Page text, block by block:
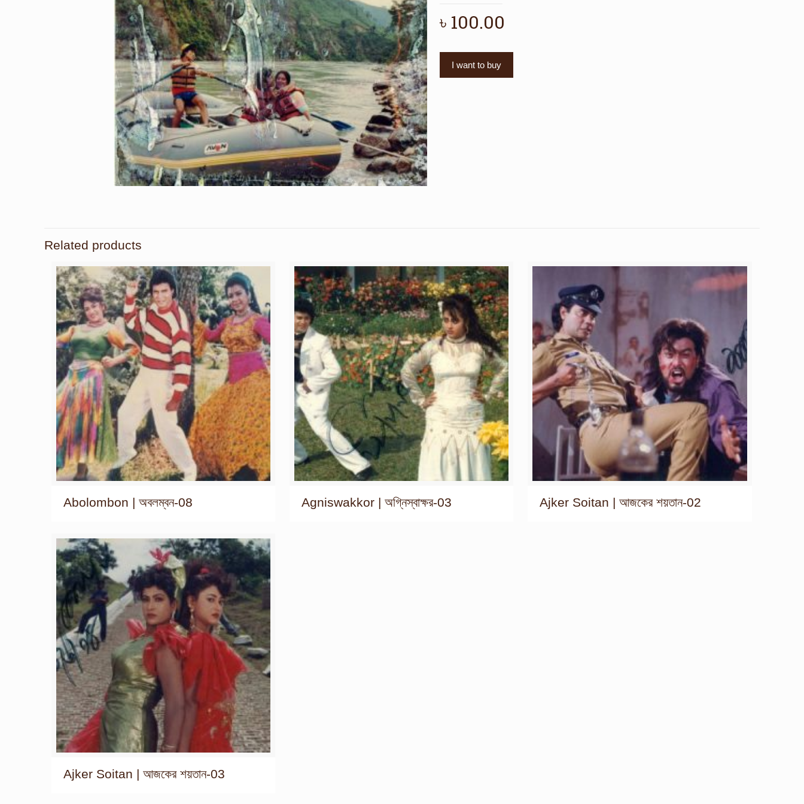
৳ 100.00
I want to buy
Related products
Abolombon | অবলম্বন-08 Agniswakkor | অগ্নিস্বাক্ষর-03 Ajker Soitan | আজকের শয়তান-02
Ajker Soitan | আজকের শয়তান-03